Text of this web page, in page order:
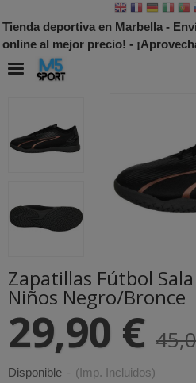
Tienda deportiva en Marbella -
online al mejor precio! -
Zapatillas Fútbol
Niños Negro/Bronce
29,90 €
Disponible - (Imp. Incluidos)